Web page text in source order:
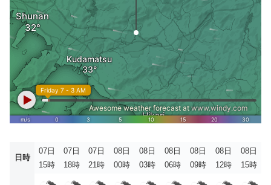
日時
07日
15時
07日
18時
07日
21時
08日
00時
08日
03時
08日
06時
08日
09時
08日
12時
08日
15時